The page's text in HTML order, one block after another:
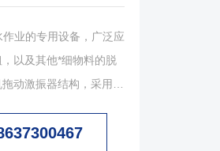
业的专用设备，广泛应
以及其他*细物料的脱
动激振器结构，采用了
过电机或激振器的旋转